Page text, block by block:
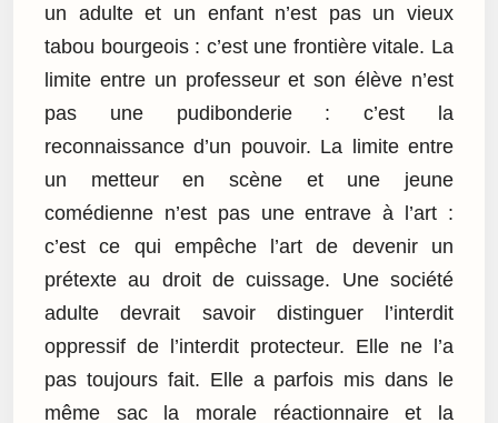
un adulte et un enfant n’est pas un vieux
tabou bourgeois : c’est une frontière vitale. La
limite entre un professeur et son élève n’est
pas une pudibonderie : c’est la
reconnaissance d’un pouvoir. La limite entre
un metteur en scène et une jeune
comédienne n’est pas une entrave à l’art :
c’est ce qui empêche l’art de devenir un
prétexte au droit de cuissage. Une société
adulte devrait savoir distinguer l’interdit
oppressif de l’interdit protecteur. Elle ne l’a
pas toujours fait. Elle a parfois mis dans le
même sac la morale réactionnaire et la